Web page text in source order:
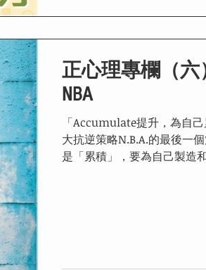
正心理專欄（六
NBA
「Accumulate提升，為自
大抗逆策略N.B.A.的最後一
是「累積」，要為自己製造